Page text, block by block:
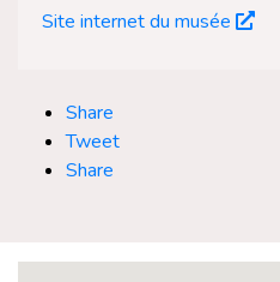
Site internet du musée
Share
Tweet
Share